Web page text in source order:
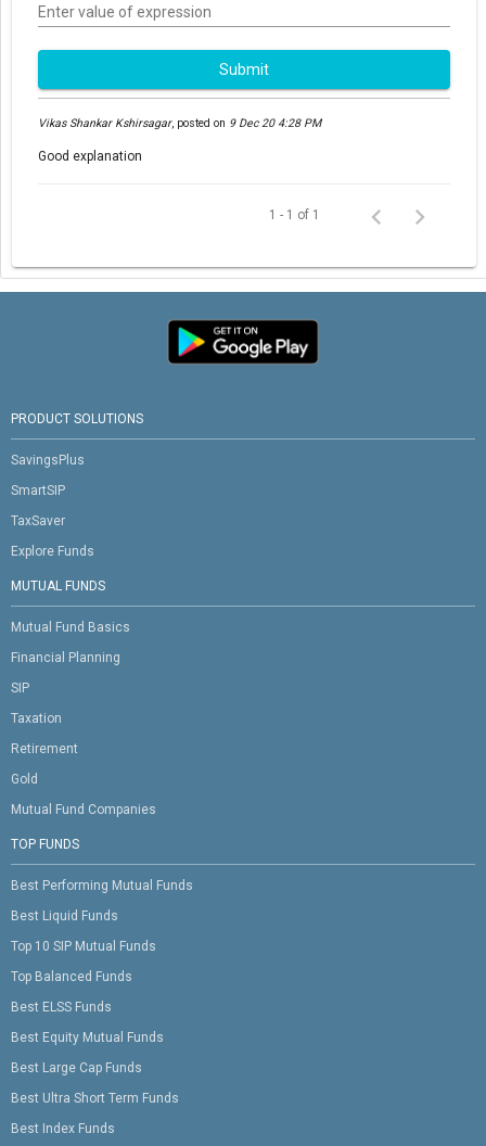
Enter value of expression
Submit
Vikas Shankar Kshirsagar, posted on 9 Dec 20 4:28 PM
Good explanation
1 - 1 of 1
PRODUCT SOLUTIONS
SavingsPlus
SmartSIP
TaxSaver
Explore Funds
MUTUAL FUNDS
Mutual Fund Basics
Financial Planning
SIP
Taxation
Retirement
Gold
Mutual Fund Companies
TOP FUNDS
Best Performing Mutual Funds
Best Liquid Funds
Top 10 SIP Mutual Funds
Top Balanced Funds
Best ELSS Funds
Best Equity Mutual Funds
Best Large Cap Funds
Best Ultra Short Term Funds
Best Index Funds